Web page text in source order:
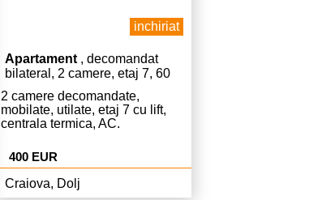
inchiriat
Apartament , decomandat
bilateral, 2 camere, etaj 7, 60
mp
2 camere decomandate,
mobilate, utilate, etaj 7 cu lift,
centrala termica, AC.
400 EUR
Craiova, Dolj